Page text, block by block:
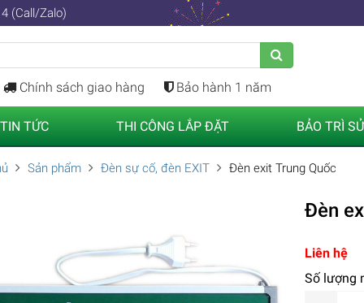
(Call/Zalo)
Chính sách giao hàng Bảo hành 1 năm
TIN TỨC THI CÔNG LẮP ĐẶT BẢO TRÌ
Sản phẩm Đèn sự cố, đèn EXIT Đèn exit Trung Quốc
Đèn
Liên hệ
Số lượng